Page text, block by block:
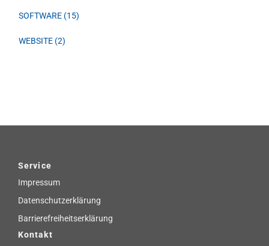
SOFTWARE (15)
WEBSITE (2)
Service
Impressum
Datenschutzerklärung
Barrierefreiheitserklärung
Kontakt